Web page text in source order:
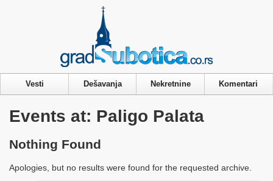
Vesti Dešavanja Nekretnine Komentari
Events at: Paligo Palata
Nothing Found
Apologies, but no results were found for the requested archive.
Privacy & Cookies Policy